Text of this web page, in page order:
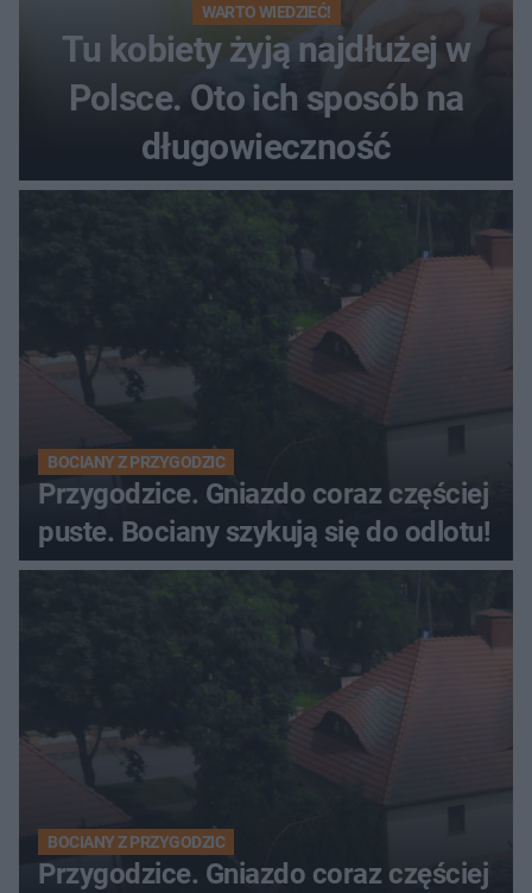
WARTO WIEDZIEĆ!
Tu kobiety żyją najdłużej w
Polsce. Oto ich sposób na
długowieczność
BOCIANY Z PRZYGODZIC
Przygodzice. Gniazdo coraz częściej
puste. Bociany szykują się do odlotu!
BOCIANY Z PRZYGODZIC
Przygodzice. Gniazdo coraz częściej